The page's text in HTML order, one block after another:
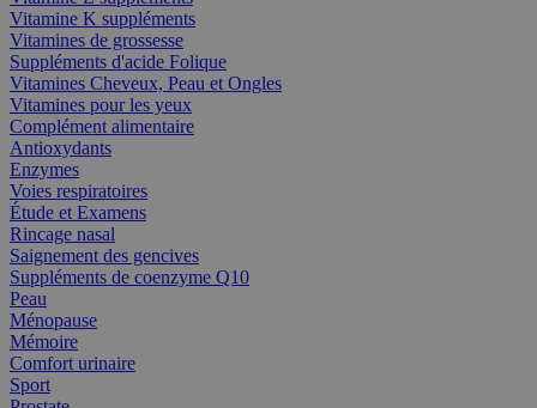
Vitamine K suppléments
Vitamines de grossesse
Suppléments d'acide Folique
Vitamines Cheveux, Peau et Ongles
Vitamines pour les yeux
Complément alimentaire
Antioxydants
Enzymes
Voies respiratoires
Étude et Examens
Rincage nasal
Saignement des gencives
Suppléments de coenzyme Q10
Peau
Ménopause
Mémoire
Comfort urinaire
Sport